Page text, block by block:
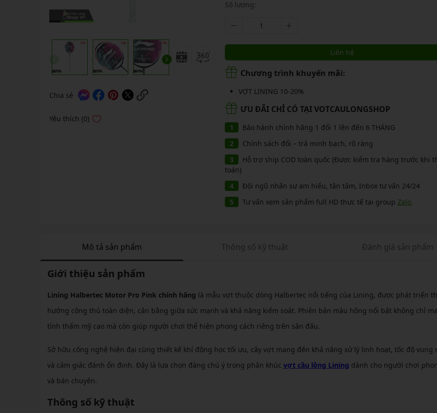
VỢT CẦU LÔNG REDSON
VỢT CẦU LÔNG 3RD
VỢT CẦU LÔNG APAVI
VỢT CẦU LÔNG DAS X
VỢT CẦU LÔNG FLEET
VỢT CẦU LÔNG FLEX POWER
VỢT CẦU LÔNG FORZA
GIÀY CẦU LÔNG APAVI
Chia sẻ
Yêu thích (0)
Số lượng:
Liên hệ
Chương trình khuyến mãi:
VỢT LINING 10-20%
ƯU ĐÃI CHỈ CÓ TẠI VOTCAULONGSHOP
Bảo hành chính hãng 1 đổi 1 lên đến 6 THÁNG
Chính sách đổi – trả minh bạch, rõ ràng
Hỗ trợ ship COD toàn quốc (Được kiểm tra hàng trước khi
toán)
Đội ngũ nhân sự am hiểu, tận tâm, Inbox tư vấn 24/24
Tư vấn xem sản phẩm full HD thực tế tại group Zalo
Mô tả sản phẩm Thông số kỹ thuật Đánh giá sản phẩm
Giới thiệu sản phẩm
Lining Halbertec Motor Pro Pink chính hãng là mẫu vợt thuộc dòng Halbertec nổi tiếng của Lining, được phát triển
hướng công thủ toàn diện, cân bằng giữa sức mạnh và khả năng kiểm soát. Phiên bản màu hồng nổi bật không chỉ
tính thẩm mỹ cao mà còn giúp người chơi thể hiện phong cách riêng trên sân đấu.
Sở hữu công nghệ hiện đại cùng thiết kế khí động học tối ưu, cây vợt mang đến khả năng xử lý linh hoạt, tốc độ vung
và cảm giác đánh ổn định. Đây là lựa chọn đáng chú ý trong phân khúc vợt cầu lông Lining dành cho người chơi
và bán chuyên.
Thông số kỹ thuật